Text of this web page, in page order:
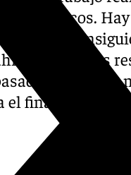
atípicos. Hay
Llegarán los
y es lo que
el final y creer